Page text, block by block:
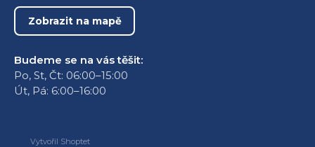
Zobrazit na mapě
Budeme se na vás těšit:
Po, St, Čt: 06:00–15:00
Út, Pá: 6:00–16:00
Vytvořil Shoptet